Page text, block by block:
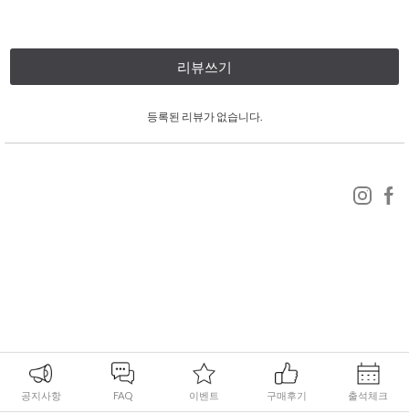
리뷰쓰기
등록된 리뷰가 없습니다.
공지사항 FAQ 이벤트 구매후기 출석체크